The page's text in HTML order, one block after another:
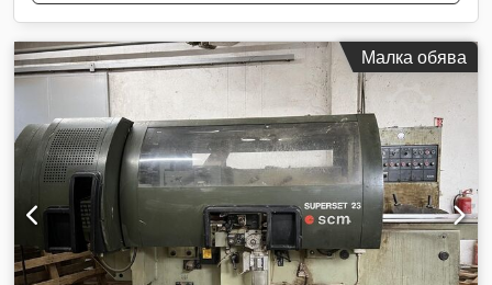
Малка обява